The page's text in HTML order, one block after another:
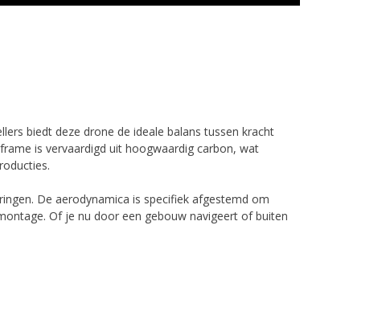
biedt deze drone de ideale balans tussen kracht
is vervaardigd uit hoogwaardig carbon, wat
De aerodynamica is specifiek afgestemd om
Of je nu door een gebouw navigeert of buiten